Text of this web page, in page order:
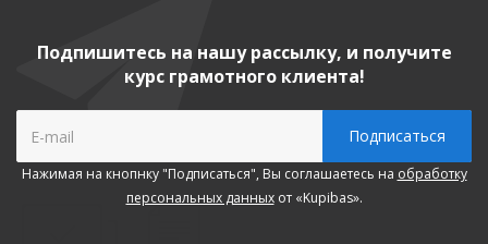
Подпишитесь на нашу рассылку, и получите
курс грамотного клиента!
Нажимая на кнопнку "Подписаться", Вы соглашаетесь на обработку
персональных данныхот «Kupibas».